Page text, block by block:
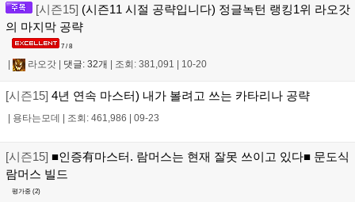
[시즌15] (시즌11 시절 공략입니다) 정글녹턴 랭킹1위 라오갓
의 마지막 공략
7 / 8
라오갓 댓글: 32개 조회: 381,091 10-20
[시즌15] 4년 연속 마스터) 내가 볼려고 쓰는 카타리나 공략
용타는모데 조회: 461,986 09-23
[시즌15] ■인증有마스터. 람머스는 현재 잘못 쓰이고 있다■ 문도식
람머스 빌드
평가중 (2)